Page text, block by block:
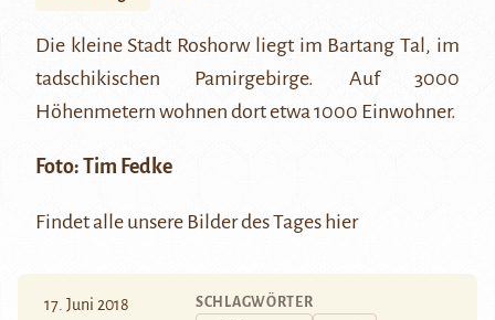
Die kleine Stadt Roshorw liegt im BartangTal, im
tadschikischen Pamirgebirge. Auf 3000
Höhenmetern wohnen dort etwa 1000 Einwohner.
Foto: Tim Fedke
Findet alle unsere Bilder des Tages hier
17. Juni 2018 SCHLAGWÖRTER